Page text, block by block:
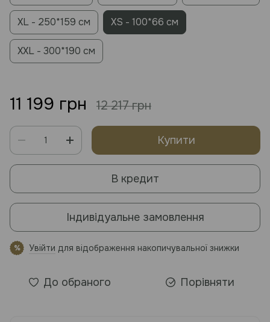
XL - 250*159 см XS - 100*66 см
XXL - 300*190 см
11 199 грн 12 217 грн
Купити
В кредит
Індивідуальне замовлення
% Увійти для відображення накопичувальної знижки
До обраного Порівняти